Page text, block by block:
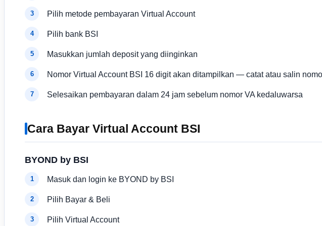
Pilih metode pembayaran Virtual Account
Pilih bank BSI
Masukkan jumlah deposit yang diinginkan
Nomor Virtual Account BSI 16 digit akan ditampilkan — catat atau salin
Selesaikan pembayaran dalam 24 jam sebelum nomor VA kedaluwarsa
Cara Bayar Virtual Account BSI
BYOND by BSI
Masuk dan login ke BYOND by BSI
Pilih Bayar & Beli
Pilih Virtual Account